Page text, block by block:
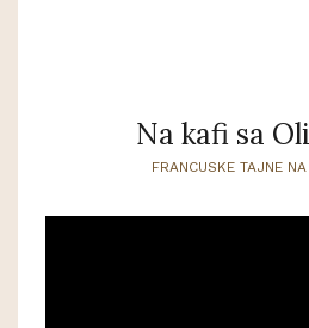
Na kafi sa
FRANCUSKE TAJNE